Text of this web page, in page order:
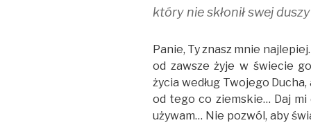
który nie skłonił swej
Panie, Ty znasz mnie
od zawsze żyje w świecie
życia według Twojego
od tego co ziemskie… Daj
używam… Nie pozwól, aby